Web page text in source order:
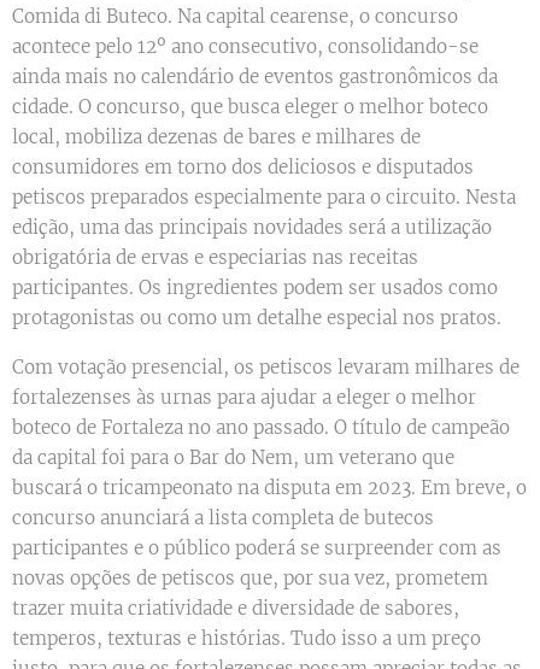
Comida di Buteco. Na capital cearense, o concurso
acontece pelo 12º ano consecutivo, consolidando-se
ainda mais no calendário de eventos gastronômicos da
cidade. O concurso, que busca eleger o melhor boteco
local, mobiliza dezenas de bares e milhares de
consumidores em torno dos deliciosos e disputados
petiscos preparados especialmente para o circuito. Nesta
edição, uma das principais novidades será a utilização
obrigatória de ervas e especiarias nas receitas
participantes. Os ingredientes podem ser usados como
protagonistas ou como um detalhe especial nos pratos.
Com votação presencial, os petiscos levaram milhares de
fortalezenses às urnas para ajudar a eleger o melhor
boteco de Fortaleza no ano passado. O título de campeão
da capital foi para o Bar do Nem, um veterano que
buscará o tricampeonato na disputa em 2023. Em breve, o
concurso anunciará a lista completa de butecos
participantes e o público poderá se surpreender com as
novas opções de petiscos que, por sua vez, prometem
trazer muita criatividade e diversidade de sabores,
temperos, texturas e histórias. Tudo isso a um preço